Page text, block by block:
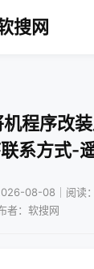
搜网
程序改
系方式-
08-08｜阅读
者：软搜网